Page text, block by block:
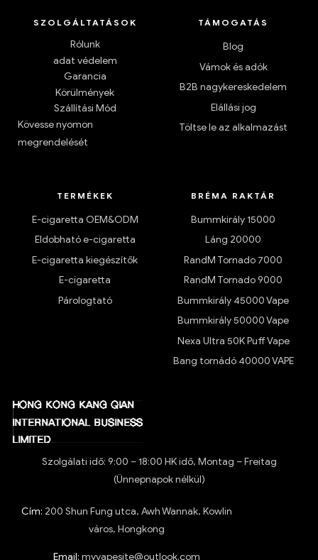
SZOLGÁLTATÁSOK
Rólunk
adat védelem
Garancia
Körülmények
Szállítási Mód
Kövesse nyomon
megrendelését
TÁMOGATÁS
Blog
Vámok és adók
B2B nagykereskedelem
Elállási jog
Töltse le az alkalmazást
TERMÉKEK
E-cigaretta OEM&ODM
Eldobható e-cigaretta
E-cigaretta kiegészítők
E-cigaretta
Párologtató
BRÉMA RAKTÁR
Bummkirály 15000
Láng 20000
RandM Tornado 7000
RandM Tornado 9000
Bummkirály 45000 Vape
Bummkirály 50000 Vape
Nexa Ultra 50K Puff Vape
Bang tornádó 40000 VAPE
Szolgálati idő: 9:00 – 18:00 HK idő, Montag – Freitag
(Ünnepnapok nélkül)
Cím: 200 Shun Fung utca, Awh Wannak, Kowlin
város, Hongkong
Email: myvapesite@outlook.com